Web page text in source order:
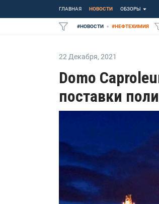
ГЛАВНАЯ НОВОСТИ ОБЗОРЫ
#НОВОСТИ #НЕФТЕХИМИЯ
22 Декабря, 2021
Domo
поставки